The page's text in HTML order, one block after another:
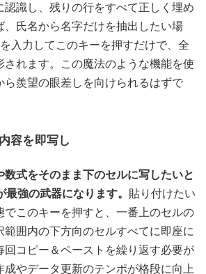
認識し、残りの行をすべて正しく埋め
、氏名から名字だけを抽出したい場
入力してこのキーを押すだけで、全
されます。この魔法のような機能を使
ら羨望の眼差しを向けられるはずで
容を即写し
式をそのまま下のセルに写したいと
強の武器になります。 貼り付けたい
でこのキーを押すと、一番上のセルの
範囲内の下方向のセルすべてに即座に
回コピー＆ペーストを繰り返す必要が
成やデータ更新のテンポが格段に向上